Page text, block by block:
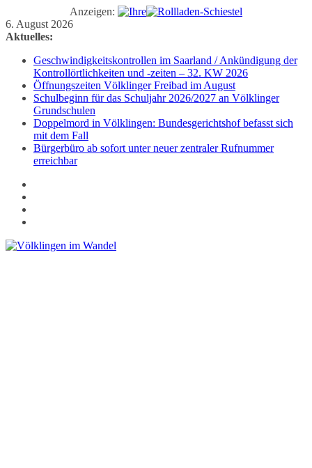
Anzeigen:
Zum
Inhalt
6. August 2026
Aktuelles:
Geschwindigkeitskontrollen im Saarland / Ankündigung der
Kontrollörtlichkeiten und -zeiten – 32. KW 2026
Öffnungszeiten Völklinger Freibad im August
Schulbeginn für das Schuljahr 2026/2027 an Völklinger
Grundschulen
Doppelmord in Völklingen: Bundesgerichtshof befasst sich
mit dem Fall
Bürgerbüro ab sofort unter neuer zentraler Rufnummer
erreichbar